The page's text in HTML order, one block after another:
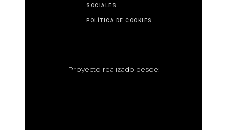
SOCIALES
POLÍTICA DE COOKIES
Proyecto realizado desde: